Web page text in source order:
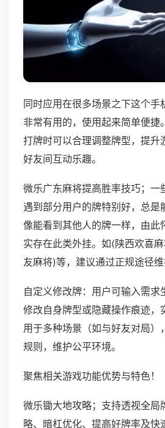
同时应用在很多场景之下这个手
非常有用的，使用起来简单便捷
打牌时可以合理调整牌型，提升
好友间互动乐趣。
微乐广东麻将提高胜率技巧；一
遇到部分用户的牌特别好，总是
像能看到其他人的牌一样，由此
实存在此类外挂。如(陕西欢喜
友麻将)等，建议通过正规途径维
自定义修改牌：用户可输入需求
修改自身牌型或隐藏操作痕迹，
用于多种场景（如与好友对局）
规则，维护公平环境。
聚焦相关游戏功能优势与特色！
微乐锄大地攻略；支持透视全局
略、暗杠优化、提高好牌率及快